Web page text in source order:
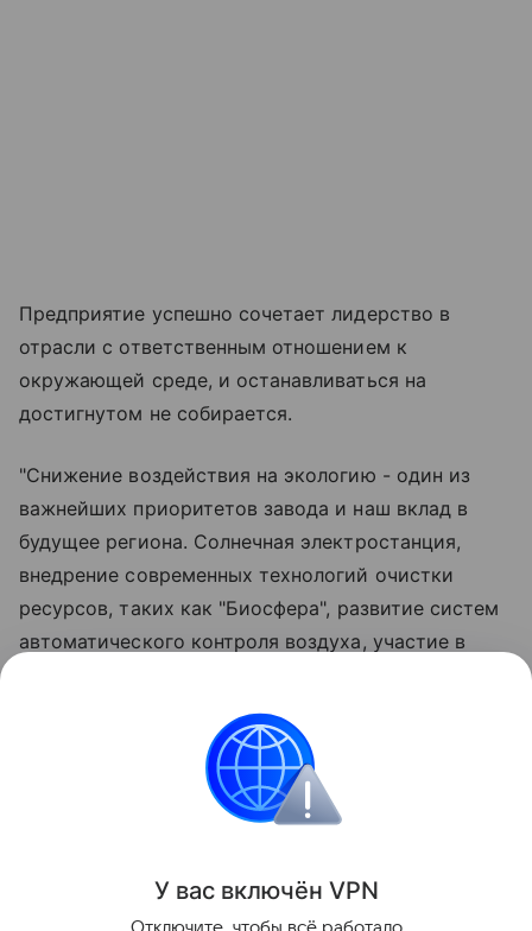
Предприятие успешно сочетает лидерство в
отрасли с ответственным отношением к
окружающей среде, и останавливаться на
достигнутом не собирается.
"Снижение воздействия на экологию - один из
важнейших приоритетов завода и наш вклад в
будущее региона. Солнечная электростанция,
внедрение современных технологий очистки
ресурсов, таких как "Биосфера", развитие систем
автоматического контроля воздуха, участие в
акциях демонстрируют системный подход
предприятия к вопросам экологии", - отметил
генеральный директор Омского НПЗ Кирилл
Поделиться
У вас включён VPN